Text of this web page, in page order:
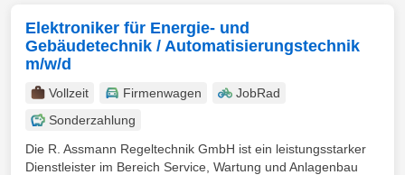
Elektroniker für Energie- und
Gebäudetechnik / Automatisierungstechnik
m/w/d
Vollzeit Firmenwagen
JobRad
Sonderzahlung
Die R. Assmann Regeltechnik GmbH ist ein leistungsstarker
Dienstleister im Bereich Service, Wartung und Anlagenbau